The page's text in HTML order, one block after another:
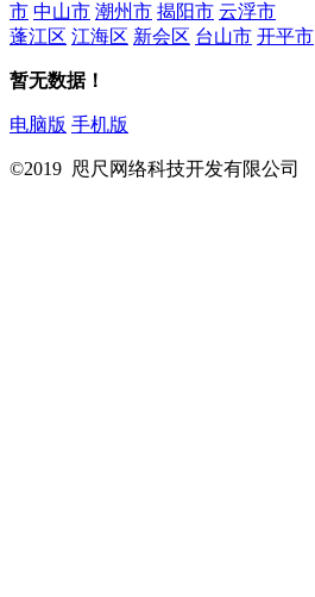
市 中山市 潮州市 揭阳市 云浮市
蓬江区 江海区 新会区 台山市 开平市
暂无数据！
电脑版 手机版
©2019 咫尺网络科技开发有限公司